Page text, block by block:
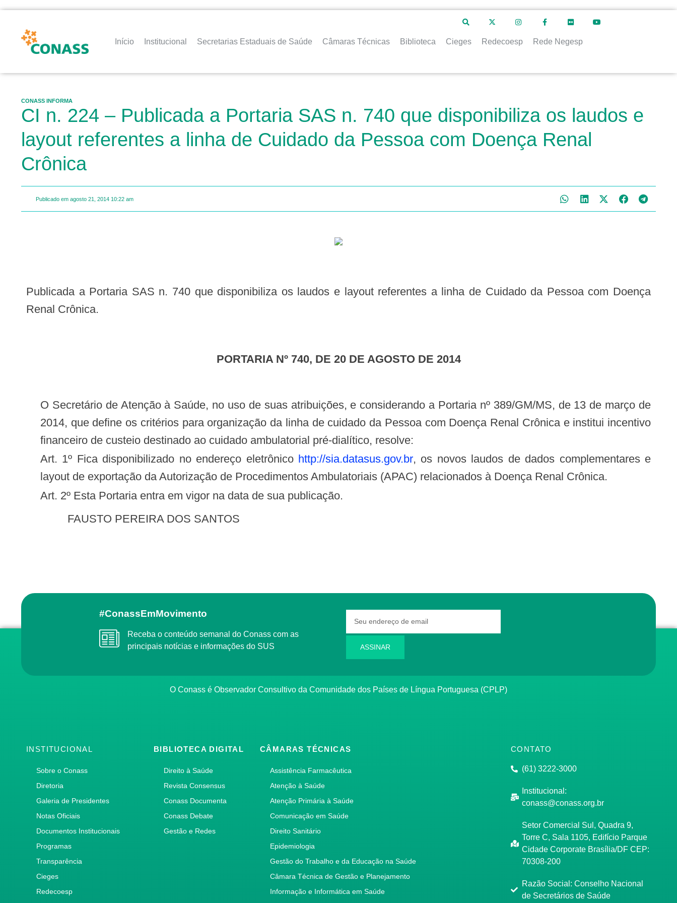
Início Institucional Secretarias Estaduais de Saúde Câmaras Técnicas Biblioteca Cieges Redecoesp Rede Negesp
CONASS INFORMA
CI n. 224 – Publicada a Portaria SAS n. 740 que disponibiliza os laudos e
layout referentes a linha de Cuidado da Pessoa com Doença Renal
Crônica
Publicado em agosto 21, 2014 10:22 am
Publicada a Portaria SAS n. 740 que disponibiliza os laudos e layout referentes a linha de Cuidado da Pessoa com Doença
Renal Crônica.
PORTARIA Nº 740, DE 20 DE AGOSTO DE 2014
O Secretário de Atenção à Saúde, no uso de suas atribuições, e considerando a Portaria nº 389/GM/MS, de 13 de março de
2014, que define os critérios para organização da linha de cuidado da Pessoa com Doença Renal Crônica e institui incentivo
financeiro de custeio destinado ao cuidado ambulatorial pré-dialítico, resolve:
Art. 1º Fica disponibilizado no endereço eletrônico http://sia.datasus.gov.br, os novos laudos de dados complementares e
layout de exportação da Autorização de Procedimentos Ambulatoriais (APAC) relacionados à Doença Renal Crônica.
Art. 2º Esta Portaria entra em vigor na data de sua publicação.
FAUSTO PEREIRA DOS SANTOS
#ConassEmMovimento
Receba o conteúdo semanal do Conass com as
principais notícias e informações do SUS
ASSINAR
O Conass é Observador Consultivo da Comunidade dos Países de Língua Portuguesa (CPLP)
INSTITUCIONAL
Sobre o Conass
Diretoria
Galeria de Presidentes
Notas Oficiais
Documentos Institucionais
Programas
Transparência
Cieges
Redecoesp
BIBLIOTECA DIGITAL
Direito à Saúde
Revista Consensus
Conass Documenta
Conass Debate
Gestão e Redes
CÂMARAS TÉCNICAS
Assistência Farmacêutica
Atenção à Saúde
Atenção Primária à Saúde
Comunicação em Saúde
Direito Sanitário
Epidemiologia
Gestão do Trabalho e da Educação na Saúde
Câmara Técnica de Gestão e Planejamento
Informação e Informática em Saúde
CONTATO
(61) 3222-3000
Institucional:
conass@conass.org.br
Setor Comercial Sul, Quadra 9,
Torre C, Sala 1105, Edifício Parque
Cidade Corporate Brasília/DF CEP:
70308-200
Razão Social: Conselho Nacional
de Secretários de Saúde